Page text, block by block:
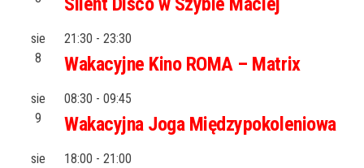
sie
8
21:30 - 23:30
Wakacyjne Kino ROMA – Matrix
sie
9
08:30 - 09:45
Wakacyjna Joga Międzypokoleniowa
sie
18:00 - 21:00